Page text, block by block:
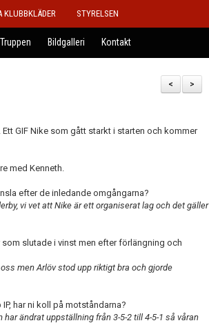
KLUBBKLÄDER STYRELSEN
Truppen Bildgalleri Kontakt
>
<
GIF Nike som gått starkt i starten och kommer
med Kenneth.
efter de inledande omgångarna?
vi vet att Nike är ett organiserat lag och det gäller
slutade i vinst men efter förlängning och
men Arlöv stod upp riktigt bra och gjorde
har ni koll på motståndarna?
ändrat uppställning från 3-5-2 till 4-5-1 så våran